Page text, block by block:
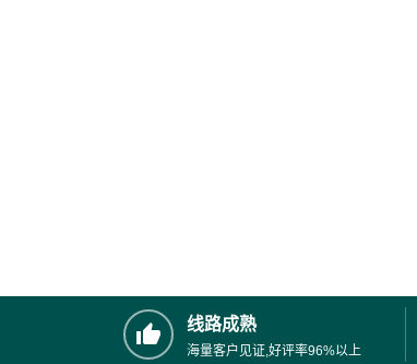
线路成熟
海量客户见证,好评率96%以上